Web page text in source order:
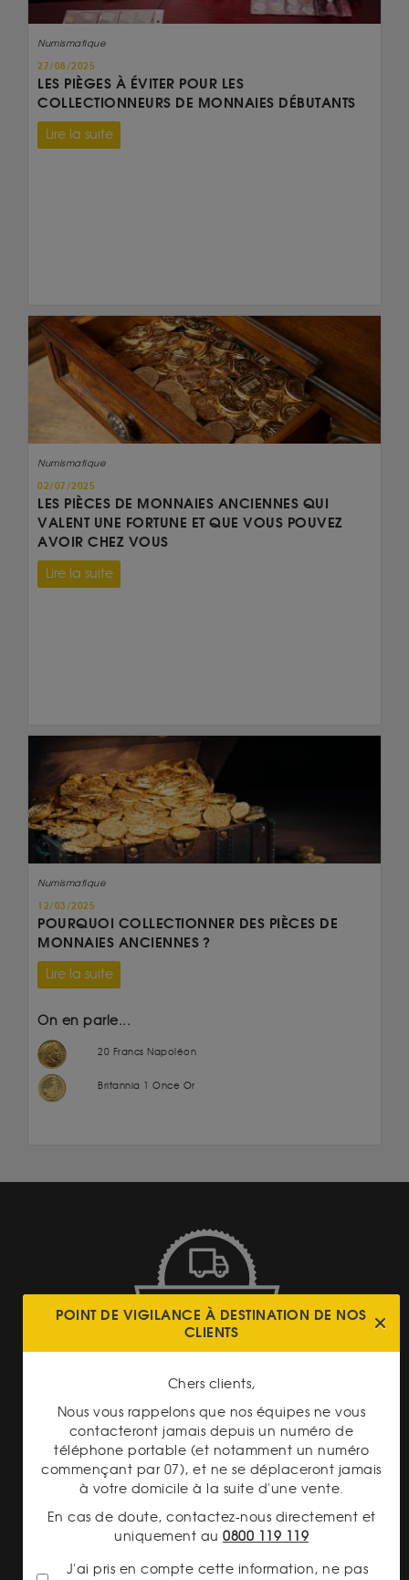
Numismatique
27/08/2025
LES PIÈGES À ÉVITER POUR LES
COLLECTIONNEURS DE MONNAIES DÉBUTANTS
Lire la suite
Numismatique
02/07/2025
LES PIÈCES DE MONNAIES ANCIENNES QUI
VALENT UNE FORTUNE ET QUE VOUS POUVEZ
AVOIR CHEZ VOUS
Lire la suite
Numismatique
12/03/2025
POURQUOI COLLECTIONNER DES PIÈCES DE
MONNAIES ANCIENNES ?
Lire la suite
On en parle...
20 Francs Napoléon
Britannia 1 Once Or
LIVRAISON ASSURÉE
PAIEMENT SECURISÉ
POINT DE VIGILANCE À DESTINATION DE NOS
CLIENTS
Chers clients,
Nous vous rappelons que nos équipes ne vous
contacteront jamais depuis un numéro de
téléphone portable (et notamment un numéro
commençant par 07), et ne se déplaceront jamais
à votre domicile à la suite d'une vente.
En cas de doute, contactez-nous directement et
uniquement au 0800 119 119
J'ai pris en compte cette information, ne pas